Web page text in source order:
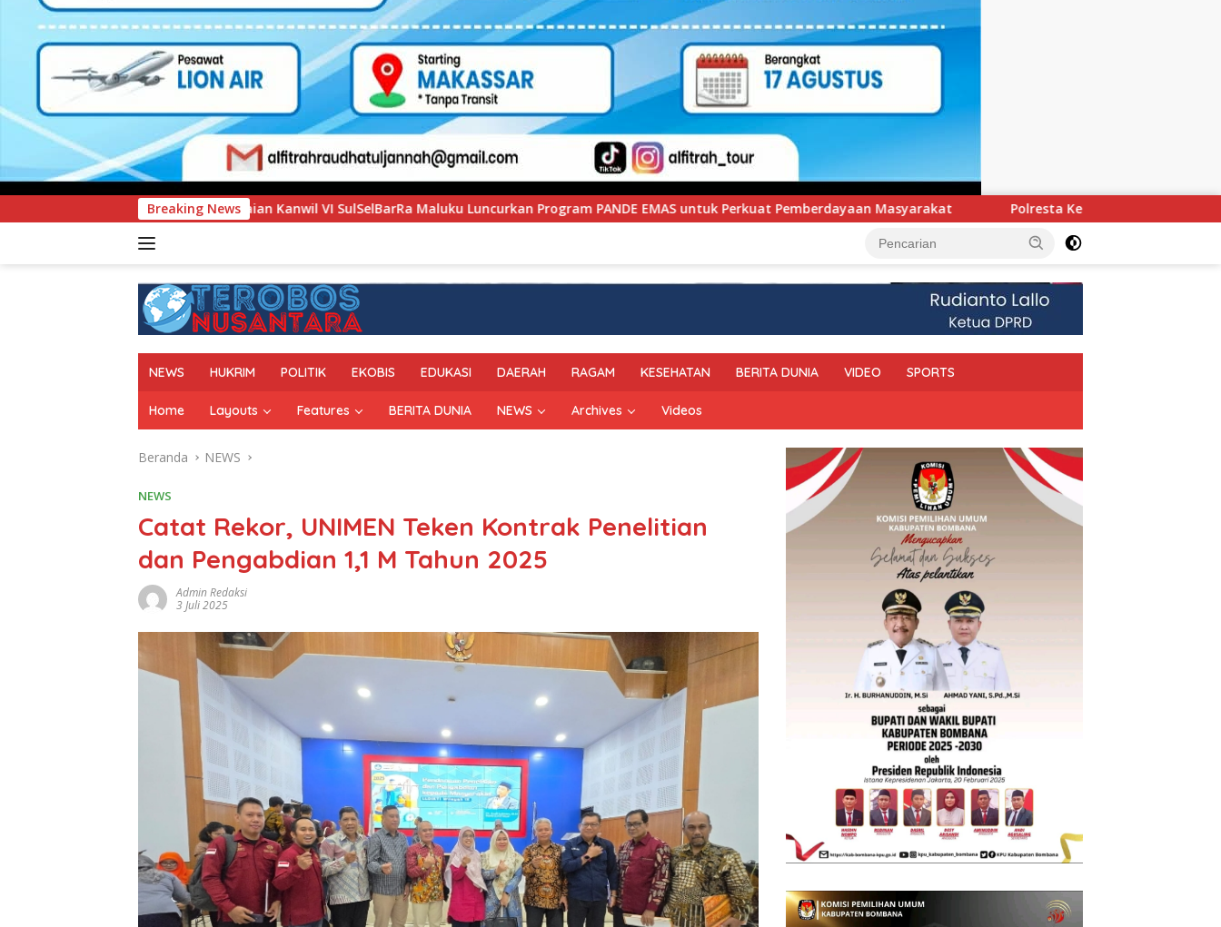
Breaking News
Kanwil VI SulSelBarRa Maluku Luncurkan Program PANDE EMAS untuk Perkuat Pemberdayaan Masyarakat Polresta Kendari Ungkap Kasus Curnik, Lima Handphone Hasil
NEWS HUKRIM POLITIK EKOBIS EDUKASI DAERAH RAGAM KESEHATAN BERITA DUNIA VIDEO SPORTS
Home Layouts Features BERITA DUNIA NEWS Archives Videos
Beranda NEWS
NEWS
Catat Rekor, UNIMEN Teken Kontrak Penelitian
dan Pengabdian 1,1 M Tahun 2025
Admin Redaksi
3 Juli 2025